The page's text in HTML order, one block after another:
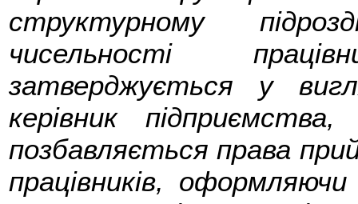
структурному
чисельності
затверджується у
керівник
позбавляється права
працівників,